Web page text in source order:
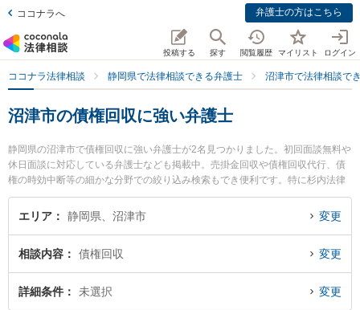
ココナラへ 弁護士の方はこちら
投稿する 探す 閲覧履歴 マイリスト ログイン
ココナラ法律相談 静岡県で法律相談できる弁護士 沼津市で法律相談で
沼津市の債権回収に強い弁護士
静岡県の沼津市で債権回収に強い弁護士が2名見つかりました。初回面談無料や
休日面談に対応している弁護士なども掲載中。売掛金回収や債権回収代行、債
権の時効中断等の細かな分野での絞り込み検索もでき便利です。特に杉内法律
事務所の杉内 晨光弁護士や伊東法律事務所の反方 悠輔弁護士のプロフィール情
報や弁護士費用、強みなどが注目されています。『沼津市で土日や夜間に発生
法律相談できる沼津市内の弁護士に相談予約したい』などでお困りの相談者さ
んにおすすめです。
エリア 静岡県、沼津市 変更
相談内容 債権回収 変更
詳細条件 未選択 変更